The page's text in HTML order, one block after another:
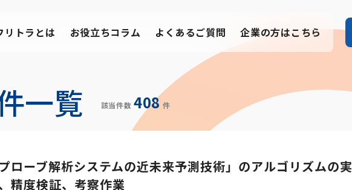
リトラとは お役立ちコラム よくあるご質問 企業の方はこちら
一覧 該当件数 408 件
ローブ解析システムの近未来予測技術」のアルゴリズムの実
精度検証、考察作業